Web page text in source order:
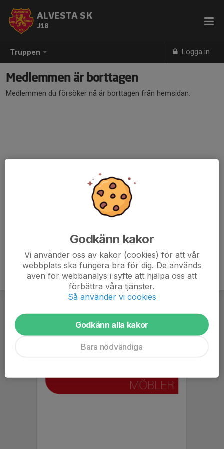
Truppen Logga in
ALVESTA SK
J18
Medlemmen är borttagen
Medlemmen du försöker nå är borttagen från hemsidan.
Godkänn kakor
Vi använder oss av kakor (cookies) för att vår
webbplats ska fungera bra för dig. De används
även för webbanalys i syfte att hjälpa oss att
förbättra våra tjänster.
Så använder vi cookies
Godkänn alla kakor
Bara nödvändiga